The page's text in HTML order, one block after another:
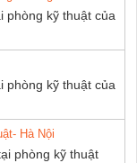
phòng kỹ thuật của
phòng kỹ thuật của
Hà Nội
phòng kỹ thuật